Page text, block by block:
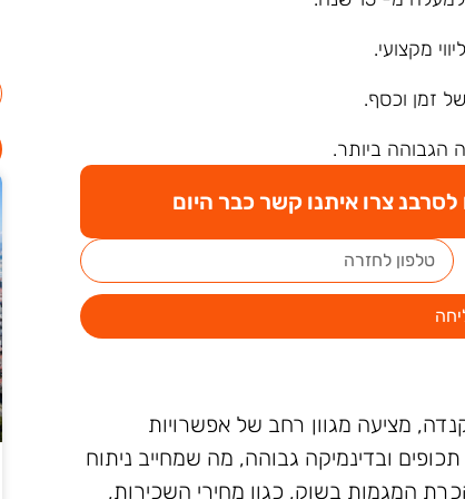
מקצועי.
זמן וכסף.
הגבוהה ביותר.
צרו איתנו קשר כבר היום
מציעה מגוון רחב של אפשרויות
ובדינמיקה גבוהה, מה שמחייב ניתוח
המגמות בשוק, כגון מחירי השכירות,